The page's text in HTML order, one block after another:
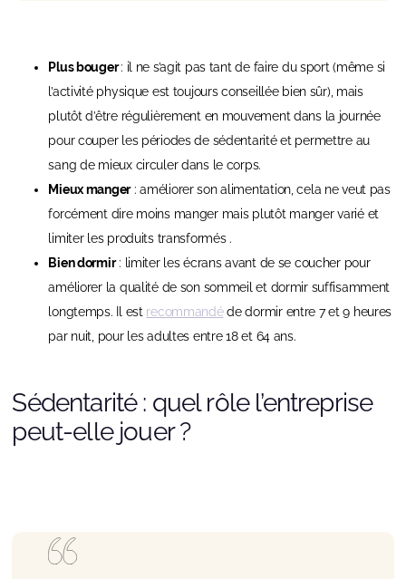
Plus bouger: il ne s’agit pas tant de faire du sport (même si
l’activité physique est toujours conseillée bien sûr), mais
plutôt d’être régulièrement en mouvement dans la journée
pour couper les périodes de sédentarité et permettre au
sang de mieux circuler dans le corps.
Mieux manger: améliorer son alimentation, cela ne veut pas
forcément dire moins manger mais plutôt manger varié et
limiter les produits transformés .
Bien dormir: limiter les écrans avant de se coucher pour
améliorer la qualité de son sommeil et dormir suffisamment
longtemps. Il est recommandéde dormir entre 7 et 9 heures
par nuit, pour les adultes entre 18 et 64 ans.
Sédentarité : quel rôle l’entreprise
peut-elle jouer ?